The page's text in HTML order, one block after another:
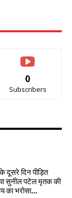
0
Subscribers
दूसरे दिन पीड़ित
सुनील पटेल मृतक की
का भरोसा...